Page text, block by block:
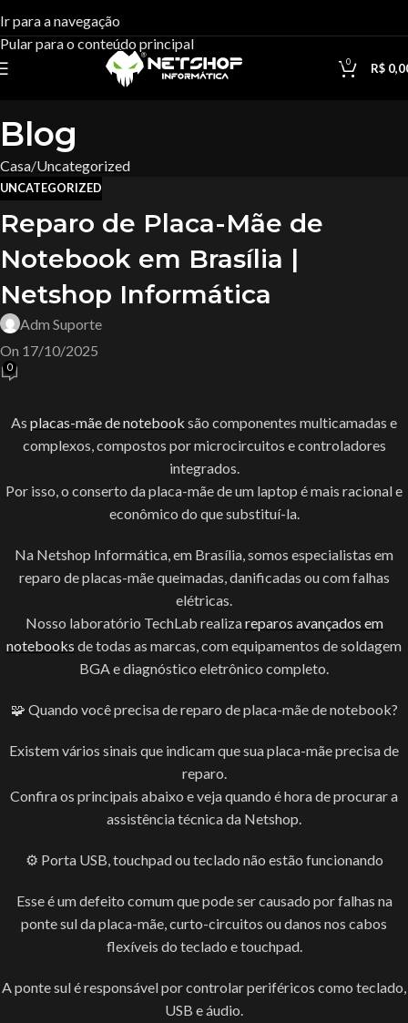
Ir para a navegação
Pular para o conteúdo principal
0 R$
Blog
Casa Uncategorized
UNCATEGORIZED
Reparo de Placa-Mãe de
Notebook em Brasília |
Netshop Informática
Adm Suporte
On 17/10/2025
0
As placas-mãe de notebook são componentes multicamadas e
complexos, compostos por microcircuitos e controladores
integrados.
Por isso, o conserto da placa-mãe de um laptop é mais racional e
econômico do que substituí-la.
Na Netshop Informática, em Brasília, somos especialistas em
reparo de placas-mãe queimadas, danificadas ou com falhas
elétricas.
Nosso laboratório TechLab realizareparos avançados em
notebooks de todas as marcas, com equipamentos de soldagem
BGA e diagnóstico eletrônico completo.
🧩 Quando você precisa de reparo de placa-mãe de notebook?
Existem vários sinais que indicam que sua placa-mãe precisa de
reparo.
Confira os principais abaixo e veja quando é hora de procurar a
assistência técnica da Netshop.
⚙️ Porta USB, touchpad ou teclado não estão funcionando
Esse é um defeito comum que pode ser causado por falhas na
ponte sul da placa-mãe, curto-circuitos ou danos nos cabos
flexíveis do teclado e touchpad.
A ponte sul é responsável por controlar periféricos como teclado,
USB e áudio.